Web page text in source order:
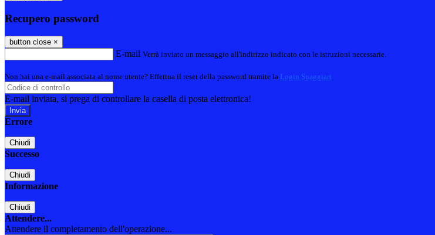
Recupero password
button close ×
E-mail Verrà inviato un messaggio all'indirizzo indicato con le istruzioni necessarie.
Non hai una e-mail associata al nome utente? Effettua il reset della password tramite la Login Spaggiari
E-mail inviata, si prega di controllare la casella di posta elettronica!
Errore
Chiudi
Successo
Chiudi
Informazione
Chiudi
Attendere...
Attendere il completamento dell'operazione...